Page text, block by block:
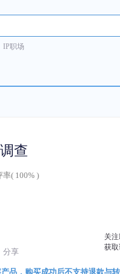
IP职场
关
获取
查
率( 100% )
分享
品，购买成功后不支持退款与